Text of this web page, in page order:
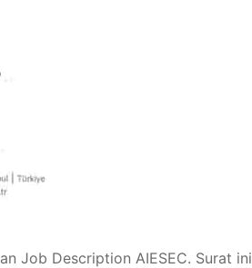
Job Description AIESEC. Surat ini